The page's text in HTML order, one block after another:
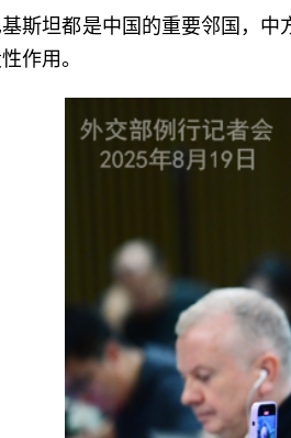
斯坦都是中国的重要邻国，
作用。